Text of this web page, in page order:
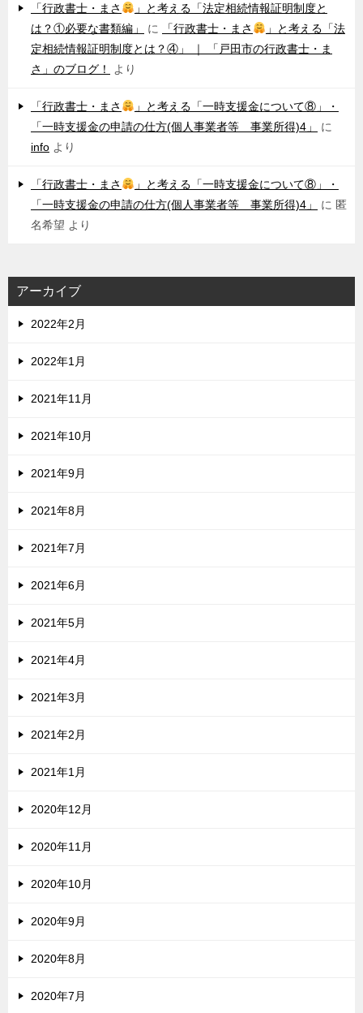
「行政書士・まさ
」と考える「法定相続情報証明制度と
は？①必要な書類編」
に 「行政書士・まさ
」と考える「法
定相続情報証明制度とは？④」 ｜ 「戸田市の行政書士・ま
さ」のブログ！
より
「行政書士・まさ
」と考える「一時支援金について⑧」・
「一時支援金の申請の仕方(個人事業者等 事業所得)4」
に
info より
「行政書士・まさ
」と考える「一時支援金について⑧」・
「一時支援金の申請の仕方(個人事業者等 事業所得)4」
に 匿
名希望 より
アーカイブ
2022年2月
2022年1月
2021年11月
2021年10月
2021年9月
2021年8月
2021年7月
2021年6月
2021年5月
2021年4月
2021年3月
2021年2月
2021年1月
2020年12月
2020年11月
2020年10月
2020年9月
2020年8月
2020年7月